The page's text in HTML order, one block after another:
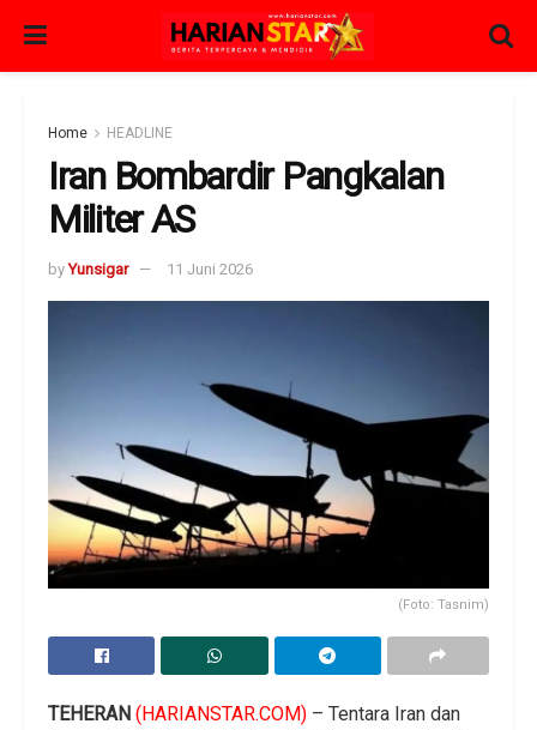
Home HEADLINE
Iran Bombardir Pangkalan
Militer AS
by Yunsigar 11 Juni 2026
(Foto: Tasnim)
TEHERAN (HARIANSTAR.COM) – Tentara Iran dan